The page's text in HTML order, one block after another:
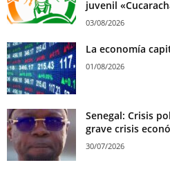
juvenil
03/08/2026
La economía
01/08/2026
Senegal: Crisis
grave crisis
30/07/2026